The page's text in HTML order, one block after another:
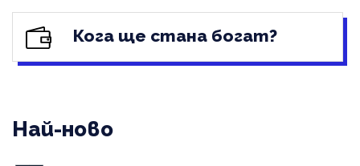
Кога ще стана богат?
Най-ново